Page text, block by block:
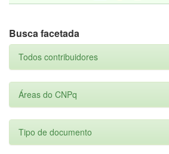
Busca facetada
Todos contribuidores
Áreas do CNPq
Tipo de documento